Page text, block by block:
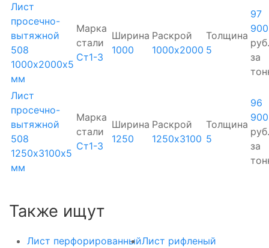
Лист
просечно-
вытяжной
508
1000х2000х5
мм
Марка
стали
Ст1-3
Ширина
1000
Раскрой
1000х2000
Толщина
5
97
900
руб.
за
Лист
просечно-
вытяжной
508
1250х3100х5
мм
Марка
стали
Ст1-3
Ширина
1250
Раскрой
1250х3100
Толщина
5
96
900
руб.
за
Также ищут
Лист перфорированныйЛист рифленый